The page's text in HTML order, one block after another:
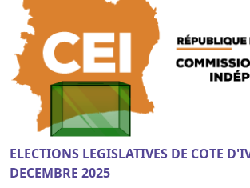
ELECTIONS LEGISLATIVES DE COTE
DECEMBRE 2025